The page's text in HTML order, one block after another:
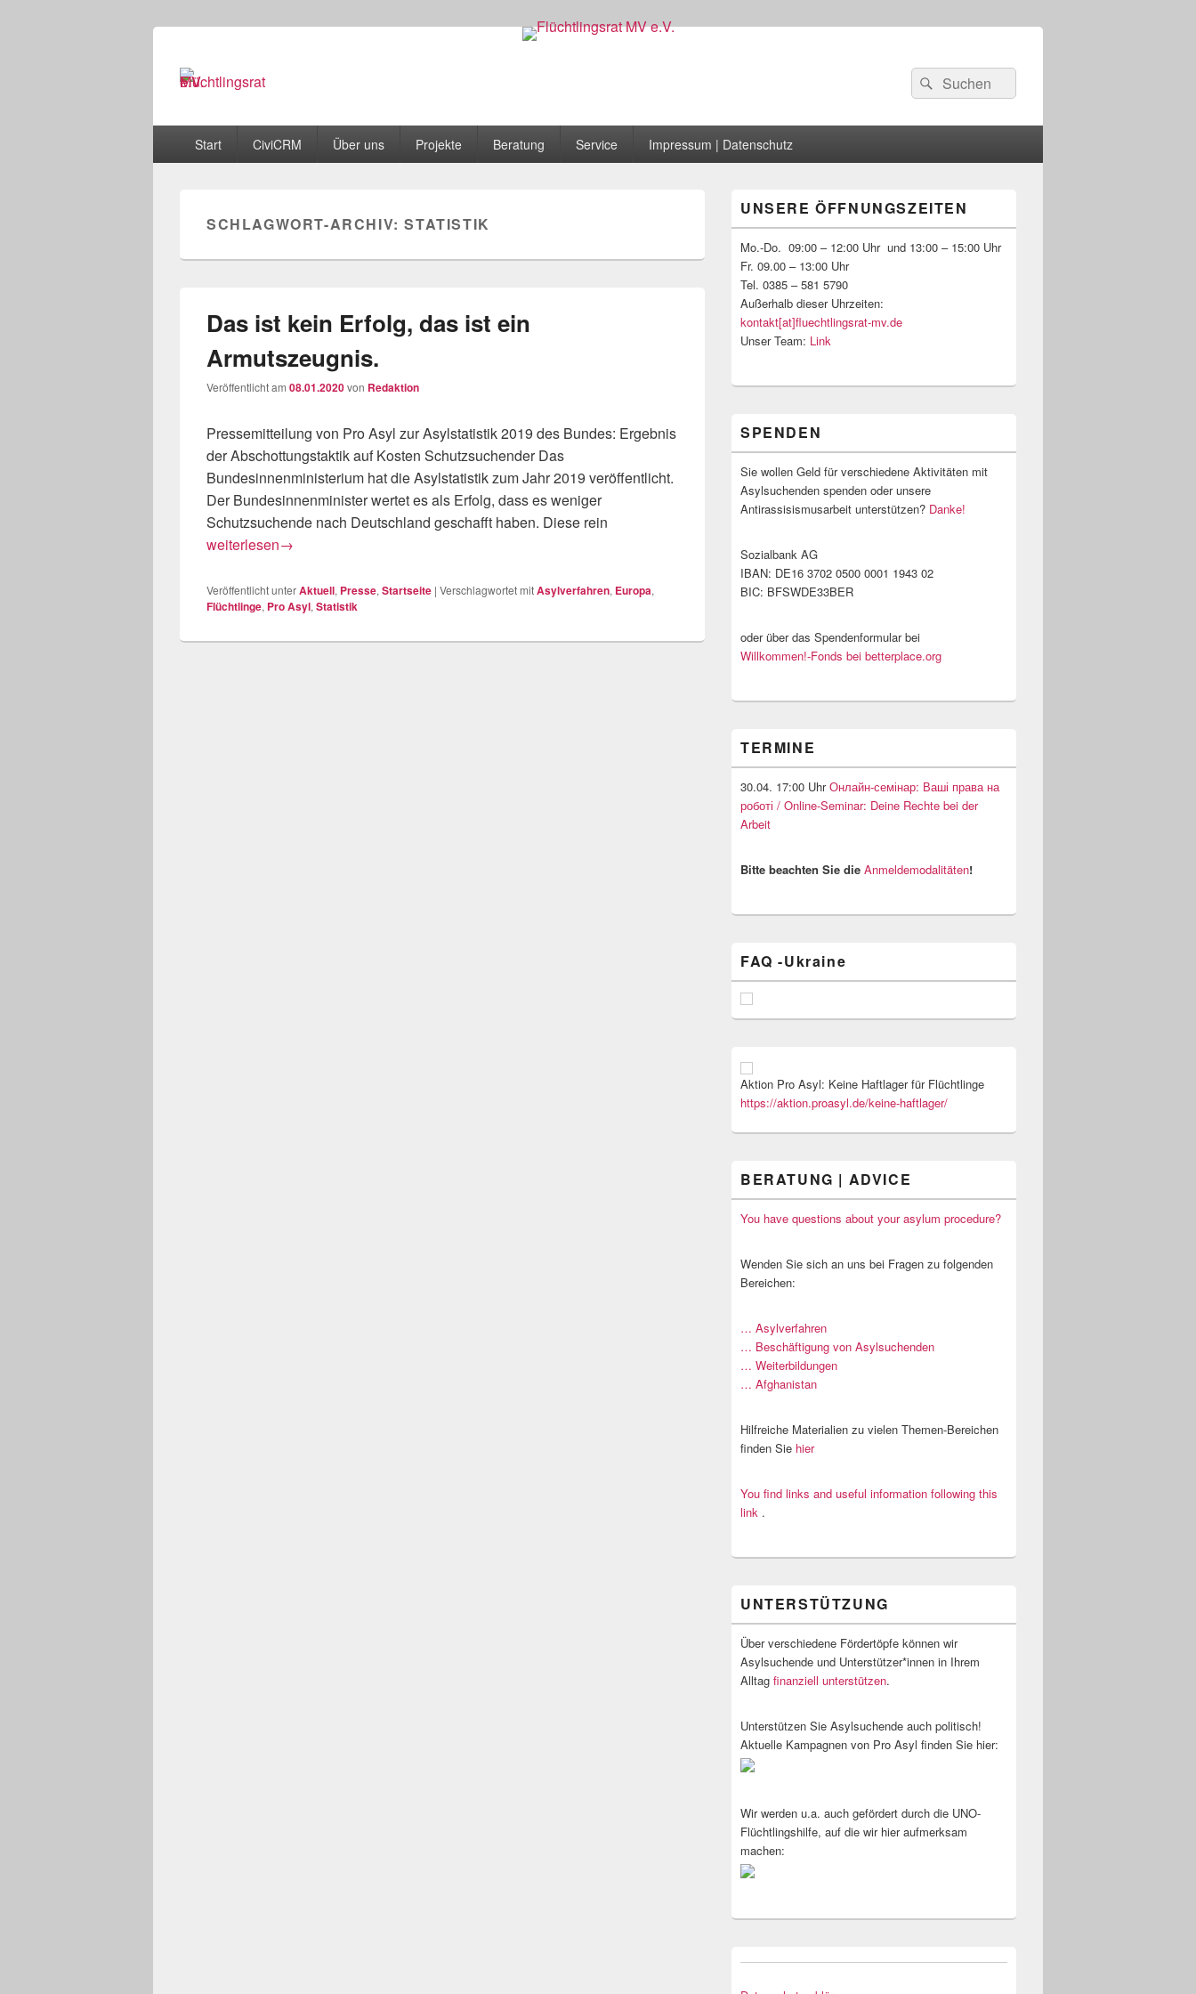
Flüchtlingsrat MV e.V.
Schwerin
Suchen
nach:
Suchen
Start CiviCRM Über uns Projekte Beratung Service Impressum | Datenschutz
SCHLAGWORT-ARCHIV:STATISTIK
Das ist kein Erfolg, das ist ein
Armutszeugnis.
Veröffentlicht am 08.01.2020von Redaktion
Pressemitteilung von Pro Asyl zur Asylstatistik 2019 des Bundes: Ergebnis
der Abschottungstaktik auf Kosten Schutzsuchender Das
Bundesinnenministerium hat die Asylstatistik zum Jahr 2019 veröffentlicht.
Der Bundesinnenminister wertet es als Erfolg, dass es weniger
Schutzsuchende nach Deutschland geschafft haben. Diese rein
Das ist kein Erfolg, das ist ein Armutszeugnis.
weiterlesen→
Veröffentlicht unterAktuell, Presse, Startseite | Verschlagwortet mitAsylverfahren, Europa,
Flüchtlinge, Pro Asyl, Statistik
Seitenleisten-
Widgetbereich
UNSERE ÖFFNUNGSZEITEN
Mo.-Do. 09:00 – 12:00 Uhr und 13:00 – 15:00 Uhr
Fr. 09.00 – 13:00 Uhr
Tel. 0385 – 581 5790
Außerhalb dieser Uhrzeiten:
kontakt[at]fluechtlingsrat-mv.de
Unser Team: Link
SPENDEN
Sie wollen Geld für verschiedene Aktivitäten mit
Asylsuchenden spenden oder unsere
Antirassisismusarbeit unterstützen? Danke!
Sozialbank AG
IBAN: DE16 3702 0500 0001 1943 02
BIC: BFSWDE33BER
oder über das Spendenformular bei
Willkommen!-Fonds bei betterplace.org
TERMINE
30.04. 17:00 UhrОнлайн-семінар: Ваші права на
роботі / Online-Seminar: Deine Rechte bei der
Arbeit
Bitte beachten Sie die Anmeldemodalitäten!
FAQ -Ukraine
Aktion Pro Asyl: Keine Haftlager für Flüchtlinge
https://aktion.proasyl.de/keine-haftlager/
BERATUNG | ADVICE
You have questions about your asylum procedure?
Wenden Sie sich an uns bei Fragen zu folgenden
Bereichen:
… Asylverfahren
… Beschäftigung von Asylsuchenden
… Weiterbildungen
… Afghanistan
Hilfreiche Materialien zu vielen Themen-Bereichen
finden Sie hier
You find links and useful information following this
link .
UNTERSTÜTZUNG
Über verschiedene Fördertöpfe können wir
Asylsuchende und Unterstützer*innen in Ihrem
Alltag finanziell unterstützen.
Unterstützen Sie Asylsuchende auch politisch!
Aktuelle Kampagnen von Pro Asyl finden Sie hier:
Wir werden u.a. auch gefördert durch die UNO-
Flüchtlingshilfe, auf die wir hier aufmerksam
machen: